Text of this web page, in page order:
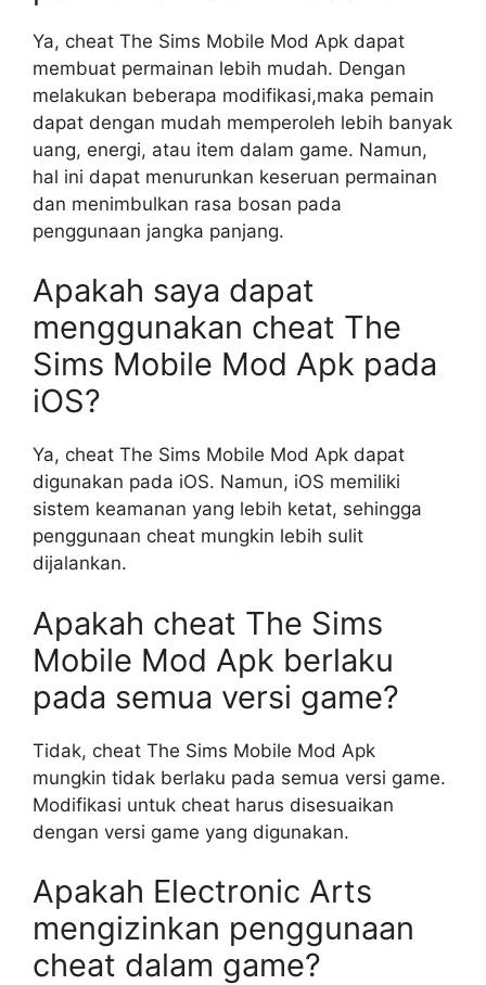
Ya, cheat The Sims Mobile Mod Apk dapat
membuat permainan lebih mudah. Dengan
melakukan beberapa modifikasi,maka pemain
dapat dengan mudah memperoleh lebih banyak
uang, energi, atau item dalam game. Namun,
hal ini dapat menurunkan keseruan permainan
dan menimbulkan rasa bosan pada
penggunaan jangka panjang.
Apakah saya dapat
menggunakan cheat The
Sims Mobile Mod Apk pada
iOS?
Ya, cheat The Sims Mobile Mod Apk dapat
digunakan pada iOS. Namun, iOS memiliki
sistem keamanan yang lebih ketat, sehingga
penggunaan cheat mungkin lebih sulit
dijalankan.
Apakah cheat The Sims
Mobile Mod Apk berlaku
pada semua versi game?
Tidak, cheat The Sims Mobile Mod Apk
mungkin tidak berlaku pada semua versi game.
Modifikasi untuk cheat harus disesuaikan
dengan versi game yang digunakan.
Apakah Electronic Arts
mengizinkan penggunaan
cheat dalam game?